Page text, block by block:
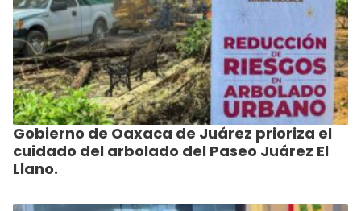
Gobierno de Oaxaca de Juárez prioriza el
cuidado del arbolado del Paseo Juárez El
Llano.